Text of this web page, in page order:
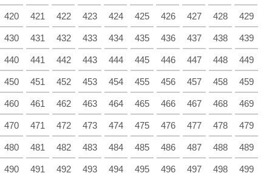
420 421 422 423 424 425 426 427 428 429
430 431 432 433 434 435 436 437 438 439
440 441 442 443 444 445 446 447 448 449
450 451 452 453 454 455 456 457 458 459
460 461 462 463 464 465 466 467 468 469
470 471 472 473 474 475 476 477 478 479
480 481 482 483 484 485 486 487 488 489
490 491 492 493 494 495 496 497 498 499